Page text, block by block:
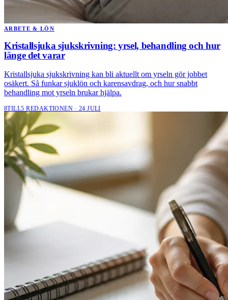
ARBETE & LÖN
Kristallsjuka sjukskrivning: yrsel, behandling och hur
länge det varar
Kristallsjuka sjukskrivning kan bli aktuellt om yrseln gör jobbet
osäkert. Så funkar sjuklön och karensavdrag, och hur snabbt
behandling mot yrseln brukar hjälpa.
8TILL5 REDAKTIONEN · 24 JULI